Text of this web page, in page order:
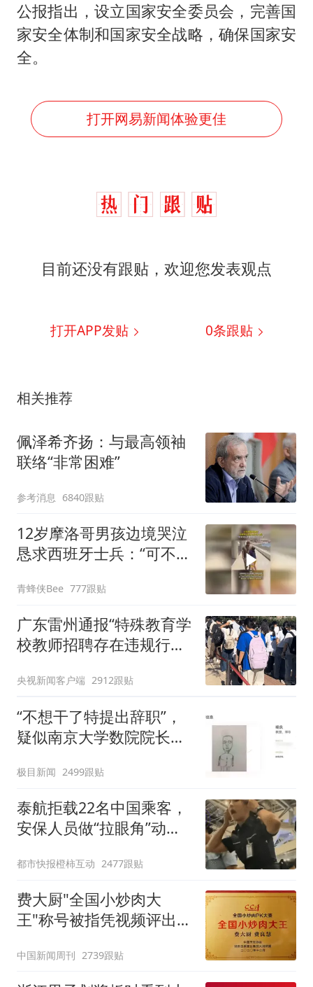
公报指出，设立国家安全委员会，完善国
家安全体制和国家安全战略，确保国家安
全。
打开网易新闻体验更佳
目前还没有跟贴，欢迎您发表观点
打开APP发贴 0条跟贴
相关推荐
佩泽希齐扬：与最高领袖
联络“非常困难”
参考消息 6840跟贴
12岁摩洛哥男孩边境哭泣
恳求西班牙士兵：“可不可
青蜂侠Bee 777跟贴
广东雷州通报“特殊教育学
校教师招聘存在违规行
校长被停职
央视新闻客户端 2912跟贴
“不想干了特提出辞职”，
疑似南京大学数院院长辞
良教授已卸任院长一职，
不清楚辞职信来源；曾用
手绘图做头像
极目新闻 2499跟贴
泰航拒载22名中国乘客，
安保人员做“拉眼角”动
拒绝登机决定由航司作
出；亲历者：曾承诺免费
改签但没兑现
都市快报橙柿互动 2477跟贴
费大厨"全国小炒肉大
王"称号被指凭视频评出
中国新闻周刊 2739跟贴